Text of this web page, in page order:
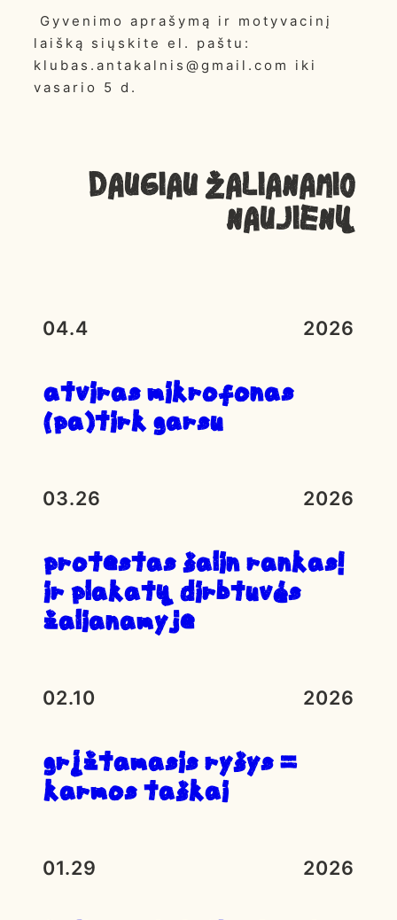
Gyvenimo aprašymą ir motyvacinį
laišką siųskite el. paštu:
klubas.antakalnis@gmail.com iki
vasario 5 d.
Daugiau ŽALIANAMIO
NAUJIENŲ
04.4 2026
atviras mikrofonas
(pa)tirk garsu
03.26 2026
Protestas ŠALIN RANKAS!
ir plakatų dirbtuvės
Žalianamyje
02.10 2026
Grįžtamasis ryšys =
karmos taškai
01.29 2026